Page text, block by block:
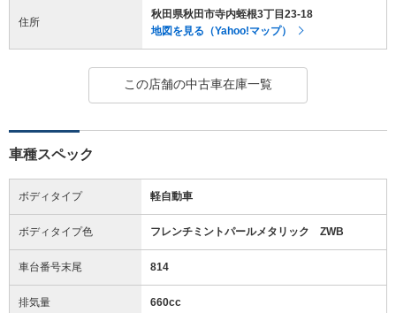
住所
秋田県秋田市寺内蛭根3丁目23-18
地図を見る（Yahoo!マップ）
この店舗の中古車在庫一覧
車種スペック
ボディタイプ 軽自動車
ボディタイプ色 フレンチミントパールメタリック ZWB
車台番号末尾 814
排気量 660cc